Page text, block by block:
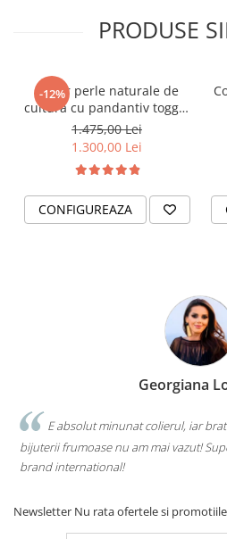
PRODUSE
-12%
Colier perle naturale de
cultura cu pandantiv toggle
Soare Luna si Stea din Aur
14K
1.475,00 Lei
1.300,00 Lei
CONFIGUREAZA
Georgiana
E absolut minunat colierul, iar
bijuterii frumoase nu am mai vazut!
brand international!
Newsletter Nu rata ofertele si